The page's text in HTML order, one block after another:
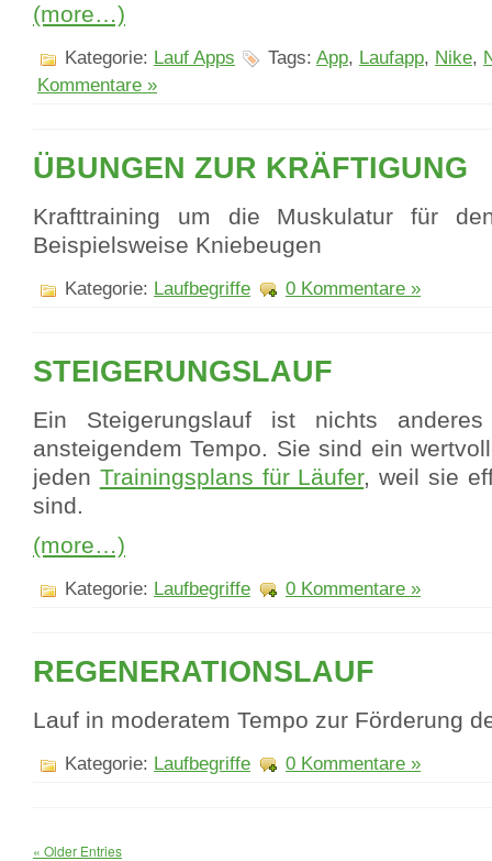
(more…)
Kategorie: Lauf Apps Tags: App, Laufapp, Nike,
Kommentare »
ÜBUNGEN ZUR KRÄFTIGUNG
Krafttraining um die Muskulatur für
Beispielsweise Kniebeugen
Kategorie: Laufbegriffe 0 Kommentare »
STEIGERUNGSLAUF
Ein Steigerungslauf ist nichts
ansteigendem Tempo. Sie sind ein
jeden Trainingsplans für Läufer, weil sie
sind.
(more…)
Kategorie: Laufbegriffe 0 Kommentare »
REGENERATIONSLAUF
Lauf in moderatem Tempo zur Förderung
Kategorie: Laufbegriffe 0 Kommentare »
« Older Entries